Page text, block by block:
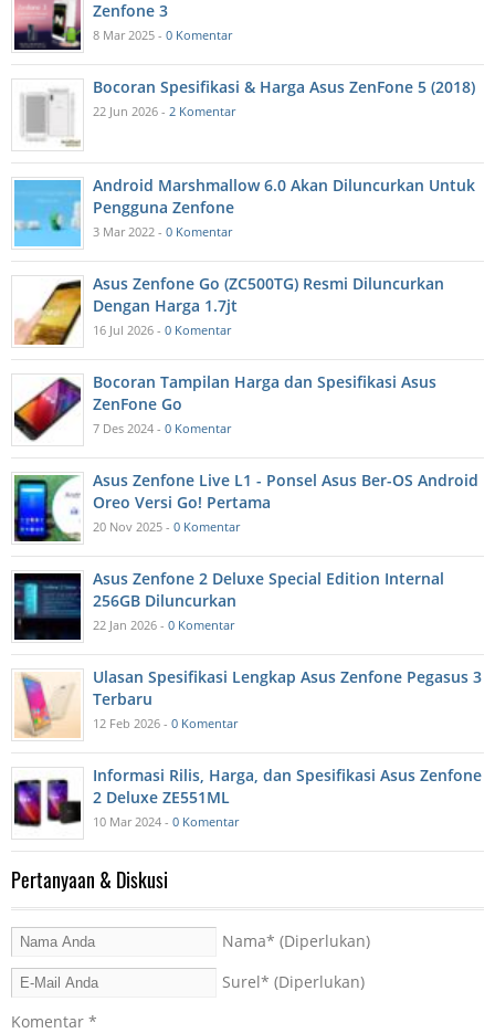
Zenfone 3
8 Mar 2025 - 0 Komentar
Bocoran Spesifikasi & Harga Asus ZenFone 5 (2018)
22 Jun 2026 - 2 Komentar
Android Marshmallow 6.0 Akan Diluncurkan Untuk
Pengguna Zenfone
3 Mar 2022 - 0 Komentar
Asus Zenfone Go (ZC500TG) Resmi Diluncurkan
Dengan Harga 1.7jt
16 Jul 2026 - 0 Komentar
Bocoran Tampilan Harga dan Spesifikasi Asus
ZenFone Go
7 Des 2024 - 0 Komentar
Asus Zenfone Live L1 - Ponsel Asus Ber-OS Android
Oreo Versi Go! Pertama
20 Nov 2025 - 0 Komentar
Asus Zenfone 2 Deluxe Special Edition Internal
256GB Diluncurkan
22 Jan 2026 - 0 Komentar
Ulasan Spesifikasi Lengkap Asus Zenfone Pegasus 3
Terbaru
12 Feb 2026 - 0 Komentar
Informasi Rilis, Harga, dan Spesifikasi Asus Zenfone
2 Deluxe ZE551ML
10 Mar 2024 - 0 Komentar
Pertanyaan & Diskusi
Nama* (Diperlukan)
Surel* (Diperlukan)
Komentar *